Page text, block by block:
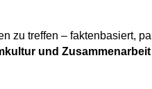
zu treffen – faktenbasiert,
und Zusammenarbeit